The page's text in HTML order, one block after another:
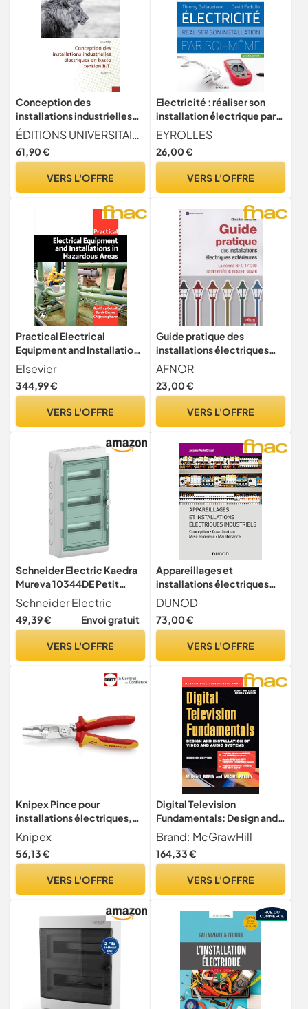
Conception des
installations industrielles
électriques en basse
tension B.T.: TOME 1
ÉDITIONS UNIVERSITAIRES EUROPÉENNES
61,90 €
VERS L'OFFRE
Electricité : réaliser son
installation électrique par
soi-même
EYROLLES
26,00 €
VERS L'OFFRE
Practical Electrical
Equipment and Installations
in Hazardous Areas
Elsevier
344,99 €
VERS L'OFFRE
Guide pratique des
installations électriques
extérieures: La norme NF C
17-200 commentée et
mise en oeuvre
AFNOR
23,00 €
VERS L'OFFRE
Schneider Electric Kaedra
Mureva 10344DE Petit
répartiteur de pièces
humides en saillie pour
jardin, cave, garage et
d'installation électrique,
Schneider Electric
49,39 € Envoi gratuit
VERS L'OFFRE
Appareillages et
installations électriques
industriels
DUNOD
73,00 €
VERS L'OFFRE
Knipex Pince pour
installations électriques,
1000V, ressort d'ouverture,
pour couper les câbles,
dénuder, sertir les
200
Knipex
56,13 €
VERS L'OFFRE
Digital Television
Fundamentals: Design and
Installation of Video and
Audio Systems
Brand: McGrawHill
164,33 €
VERS L'OFFRE